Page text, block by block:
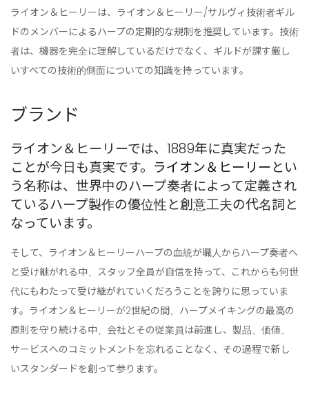
ライオン＆ヒーリーは、ライオン＆ヒーリー/サルヴィ技術者ギル
ドのメンバーによるハープの定期的な規制を推奨しています。技術
者は、機器を完全に理解しているだけでなく、ギルドが課す厳し
いすべての技術的側面についての知識を持っています。
ブランド
ライオン＆ヒーリーでは、1889年に真実だった
ことが今日も真実です。 ライオン＆ヒーリー とい
う名称は、世界中のハープ奏者によって定義され
ているハープ製作の優位性と創意工夫の代名詞と
なっています。
そして、ライオン＆ヒーリーハープの血統が職人からハープ奏者へ
と受け継がれる中、スタッフ全員が自信を持って、これからも何世
代にもわたって受け継がれていくだろうことを誇りに思っていま
す。ライオン＆ヒーリーが2世紀の間、ハープメイキングの最高の
原則を守り続ける中、会社とその従業員は前進し、製品、価値、
サービスへのコミットメントを忘れることなく、その過程で新し
いスタンダードを創って参ります。